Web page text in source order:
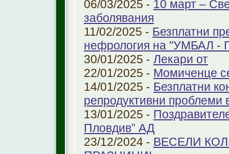
06/03/2025 - 10 март –
заболявания
11/02/2025 - Безплатни
нефрология на "УМБАЛ -
30/01/2025 - Лекари от
22/01/2025 - Момиченце
14/01/2025 - Безплатни
репродуктивни
13/01/2025 -
Пловдив” АД
23/12/2024 - ВЕСЕЛИ